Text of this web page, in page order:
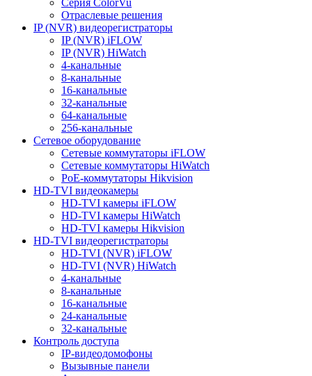
Отраслевые решения
IP (NVR) видеорегистраторы
IP (NVR) iFLOW
IP (NVR) HiWatch
4-канальные
8-канальные
16-канальные
32-канальные
64-канальные
256-канальные
Сетевое оборудование
Сетевые коммутаторы iFLOW
Сетевые коммутаторы HiWatch
PoE-коммутаторы Hikvision
HD-TVI видеокамеры
HD-TVI камеры iFLOW
HD-TVI камеры HiWatch
HD-TVI камеры Hikvision
HD-TVI видеорегистраторы
HD-TVI (NVR) iFLOW
HD-TVI (NVR) HiWatch
4-канальные
8-канальные
16-канальные
24-канальные
32-канальные
Контроль доступа
IP-видеодомофоны
Вызывные панели